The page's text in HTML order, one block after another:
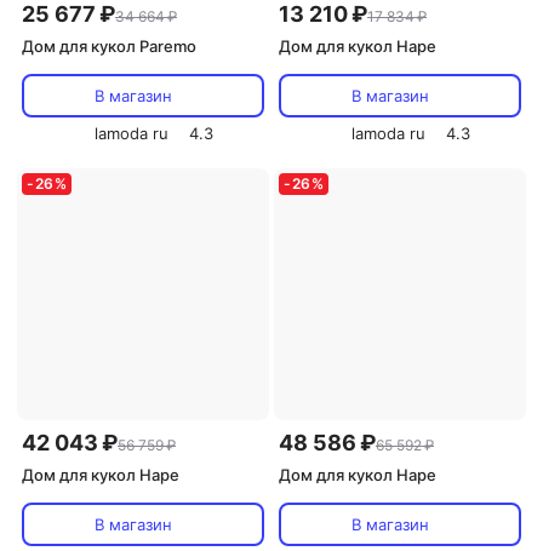
25 677 ₽34 664 ₽
Дом для кукол Paremo
В магазин
lamoda ru
4.3
13 210 ₽17 834 ₽
Дом для кукол Hape
В магазин
lamoda ru
4.3
-26 %
42 043 ₽56 759 ₽
Дом для кукол Hape
В магазин
-26 %
48 586 ₽65 592 ₽
Дом для кукол Hape
В магазин